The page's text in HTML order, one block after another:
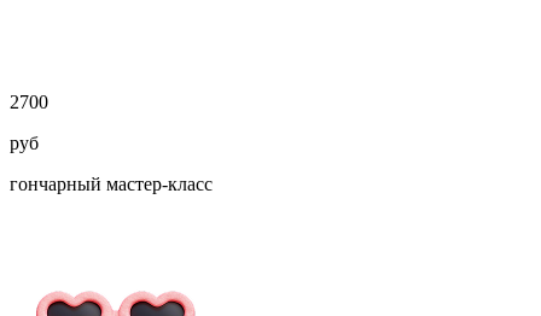
2700
руб
гончарный мастер-класс